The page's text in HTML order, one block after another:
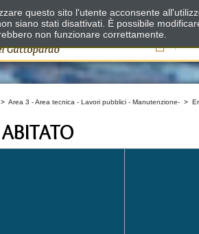
Il
> Area 3 - Area tecnica - Lavori pubblici - Manutenzione- >
questo sito l'utente acconsente
siano stati disattivati. È possibile
non funzionare correttamente.